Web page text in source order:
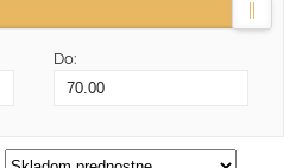
Do: